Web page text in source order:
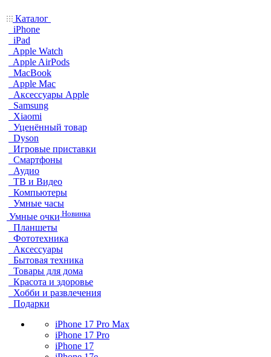
Каталог
iPhone
iPad
Apple Watch
Apple AirPods
MacBook
Apple Mac
Аксессуары Apple
Samsung
Xiaomi
Уценённый товар
Dyson
Игровые приставки
Смартфоны
Аудио
ТВ и Видео
Компьютеры
Умные часы
Умные очки Новинка
Планшеты
Фототехника
Аксессуары
Бытовая техника
Товары для дома
Красота и здоровье
Хобби и развлечения
Подарки
iPhone 17 Pro Max
iPhone 17 Pro
iPhone 17